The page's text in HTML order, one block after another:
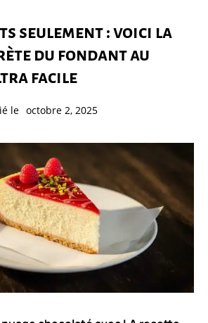
seulement : voici la
du fondant au
facile
le octobre 2, 2025